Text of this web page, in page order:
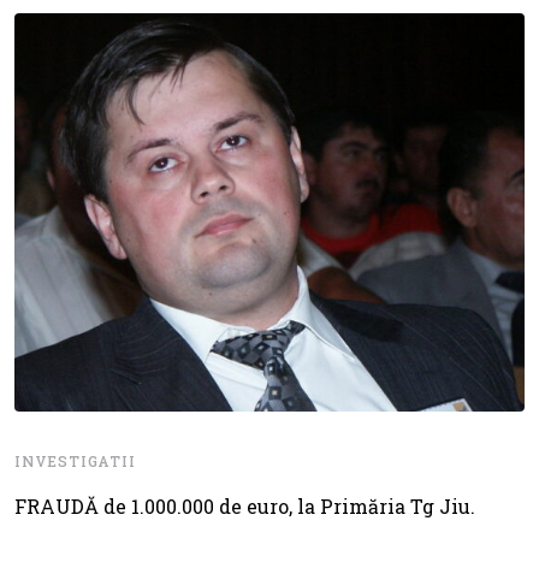
INVESTIGATII
FRAUDĂ de 1.000.000 de euro, la Primăria Tg Jiu.